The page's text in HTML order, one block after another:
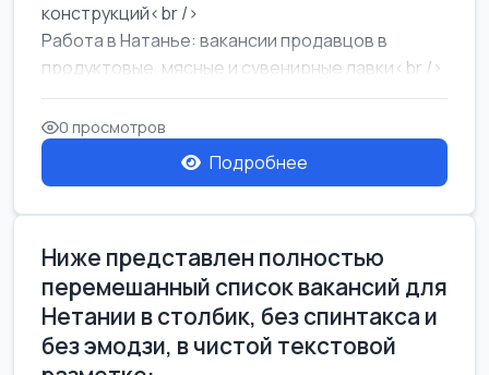
конструкций<br />
Работа в Натанье: вакансии продавцов в
продуктовые, мясные и сувенирные лавки<br />
Разнорабочий на сборку м...
0 просмотров
Подробнее
Ниже представлен полностью
перемешанный список вакансий для
Нетании в столбик, без спинтакса и
без эмодзи, в чистой текстовой